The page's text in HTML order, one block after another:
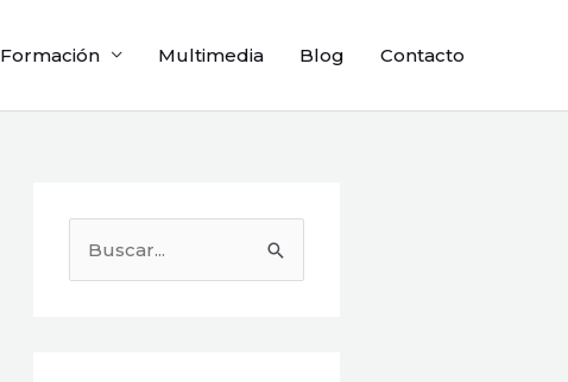
Formación Multimedia Blog Contacto